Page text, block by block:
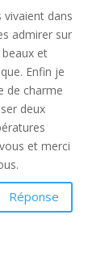
vivaient dans
admirer sur
et
Enfin je
de charme
deux
et merci
Réponse